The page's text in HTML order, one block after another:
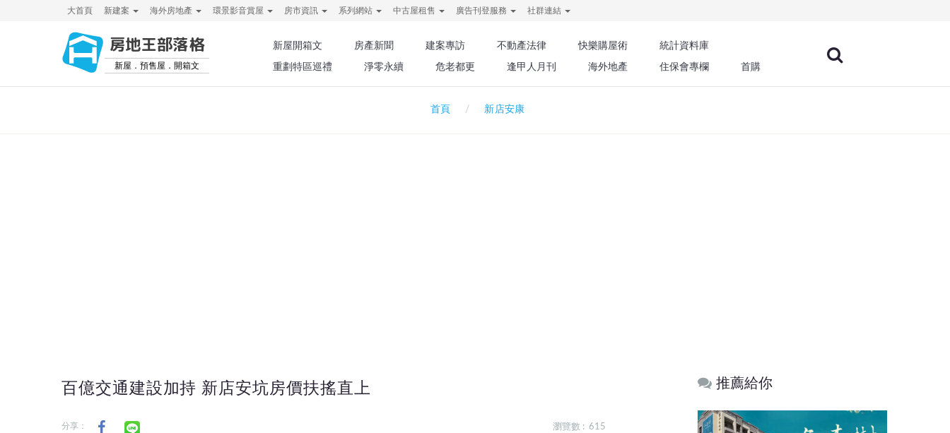
大首頁 新建案 海外房地產 環景影音賞屋 房市資訊 系列網站 中古屋租售 廣告刊登服務 社群連結
房地王部落格
新屋．預售屋．開箱文
新屋開箱文 房產新聞 建案專訪 不動產法律 快樂購屋術
統計資料庫
重劃特區巡禮
淨零永續 危老都更 逢甲人月刊 海外地產 住保會專欄 首購
首頁 新店安康
百億交通建設加持 新店安坑房價扶搖直上
分享： 瀏覽數 : 615
推薦給你